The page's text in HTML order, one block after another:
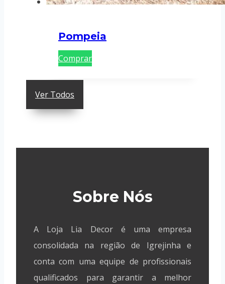
Pompeia
Comprar
Ver Todos
Sobre Nós
A Loja Lia Decor é uma empresa
consolidada na região de Igrejinha e
conta com uma equipe de profissionais
qualificados para garantir a melhor